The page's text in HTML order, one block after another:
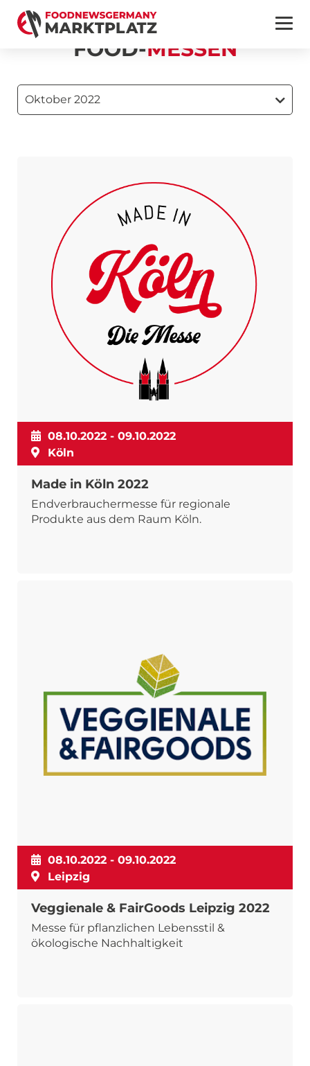
FOOD-MESSEN
Oktober 2022
08.10.2022 - 09.10.2022
Köln
Made in Köln 2022
Endverbrauchermesse für regionale
Produkte aus dem Raum Köln.
08.10.2022 - 09.10.2022
Leipzig
Veggienale & FairGoods Leipzig 2022
Messe für pflanzlichen Lebensstil &
ökologische Nachhaltigkeit